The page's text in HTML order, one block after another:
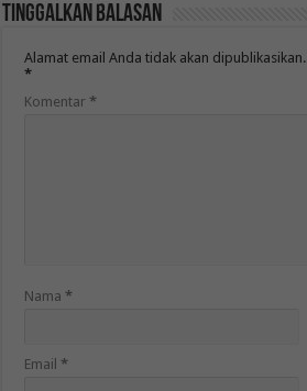
Tinggalkan Balasan
Alamat email Anda tidak akan dipublikasikan.
*
Komentar*
Nama*
Email*